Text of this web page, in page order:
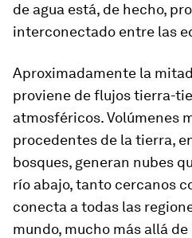
de agua está, de hecho,
interconectado entre las
Aproximadamente la
proviene de flujos tierra-
atmosféricos. Volúmenes
procedentes de la tierra,
bosques, generan nubes
río abajo, tanto cercanos
conecta a todas las
mundo, mucho más allá